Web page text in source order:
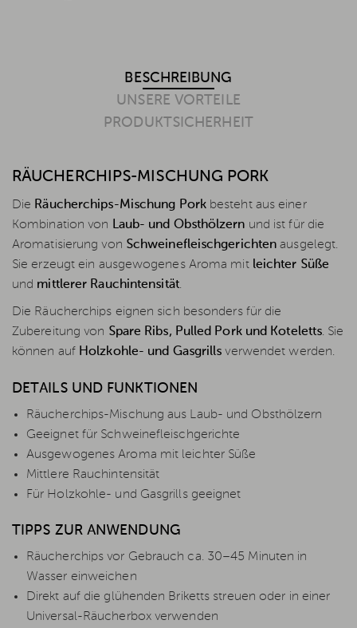
BESCHREIBUNG
UNSERE VORTEILE
PRODUKTSICHERHEIT
RÄUCHERCHIPS-MISCHUNG PORK
Die Räucherchips-Mischung Porkbesteht aus einer
Kombination von Laub- und Obsthölzern und ist für die
Aromatisierung von Schweinefleischgerichten ausgelegt.
Sie erzeugt ein ausgewogenes Aroma mit leichter Süße
und mittlerer Rauchintensität.
Die Räucherchips eignen sich besonders für die
Zubereitung von Spare Ribs, Pulled Pork und Koteletts. Sie
können auf Holzkohle- und Gasgrills verwendet werden.
DETAILS UND FUNKTIONEN
Räucherchips-Mischung aus Laub- und Obsthölzern
Geeignet für Schweinefleischgerichte
Ausgewogenes Aroma mit leichter Süße
Mittlere Rauchintensität
Für Holzkohle- und Gasgrills geeignet
TIPPS ZUR ANWENDUNG
Räucherchips vor Gebrauch ca. 30–45 Minuten in
Wasser einweichen
Direkt auf die glühenden Briketts streuen oder in einer
Universal-Räucherbox verwenden